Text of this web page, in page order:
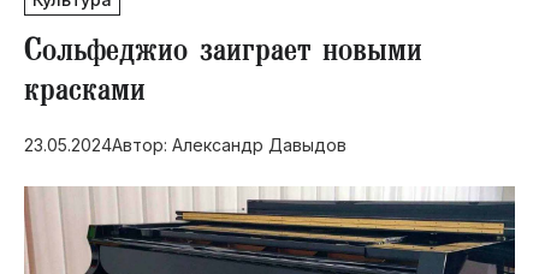
СВО
Социальная поддержка
Инфраструктура
Благоустройство
Сольфеджио заиграет новыми
красками
23.05.2024Автор: Александр Давыдов